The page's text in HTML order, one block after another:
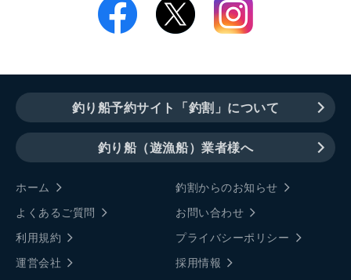
釣り船予約サイト「釣割」について
釣り船（遊漁船）業者様へ
ホーム
釣割からのお知らせ
よくあるご質問
お問い合わせ
利用規約
プライバシーポリシー
運営会社
採用情報